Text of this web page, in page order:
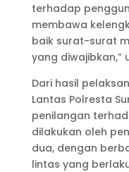
terhadap
membawa
baik surat-surat
yang diwajibkan,”
Dari hasil
Lantas Polresta
penilangan
dilakukan oleh
dua, dengan
lintas yang